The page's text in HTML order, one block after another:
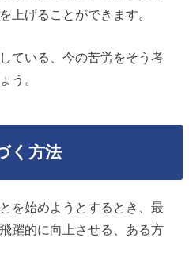
上げることができます。
ている、今の苦労をそう考
う。
く方法
を始めようとするとき、最
躍的に向上させる、ある方